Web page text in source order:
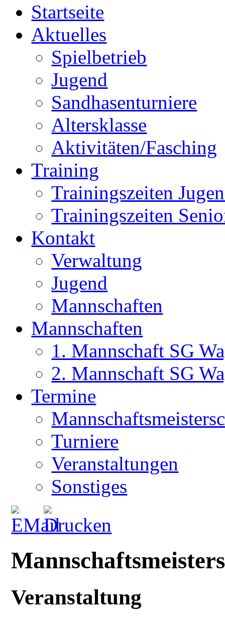
Startseite
Aktuelles
Spielbetrieb
Jugend
Sandhasenturniere
Altersklasse
Aktivitäten/Fasching
Training
Trainingszeiten
Trainingszeiten
Kontakt
Verwaltung
Jugend
Mannschaften
Mannschaften
1. Mannschaft SG
2. Mannschaft SG
Termine
Turniere
Veranstaltungen
Sonstiges
Veranstaltung